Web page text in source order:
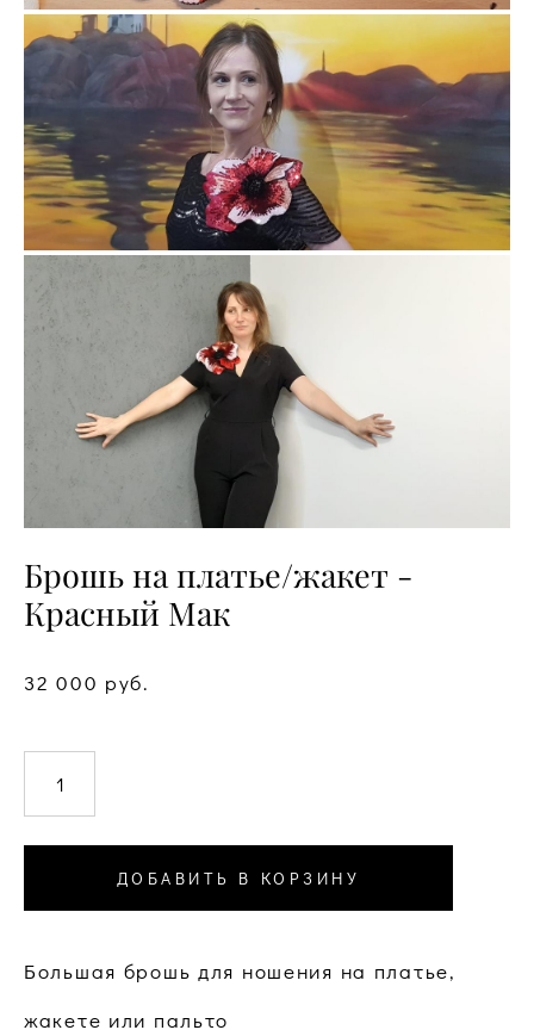
Брошь на платье/жакет -
Красный Мак
32 000 pуб.
ДОБАВИТЬ В КОРЗИНУ
Большая брошь для ношения на платье,
жакете или пальто